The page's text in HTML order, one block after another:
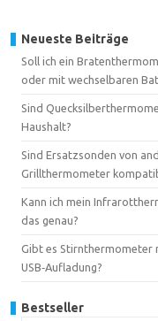
Neueste Beiträge
Soll ich ein
oder mit wechselbaren
Sind
Haushalt?
Sind Ersatzsonden von
Grillthermometer
Kann ich mein
das genau?
Gibt es Stirnthermometer
USB‑Aufladung?
Bestseller